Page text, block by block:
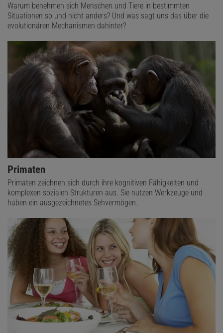
Warum benehmen sich Menschen und Tiere in bestimmten
Situationen so und nicht anders? Und was sagt uns das über die
evolutionären Mechanismen dahinter?
Primaten
Primaten zeichnen sich durch ihre kognitiven Fähigkeiten und
komplexen sozialen Strukturen aus. Sie nutzen Werkzeuge und
haben ein ausgezeichnetes Sehvermögen.